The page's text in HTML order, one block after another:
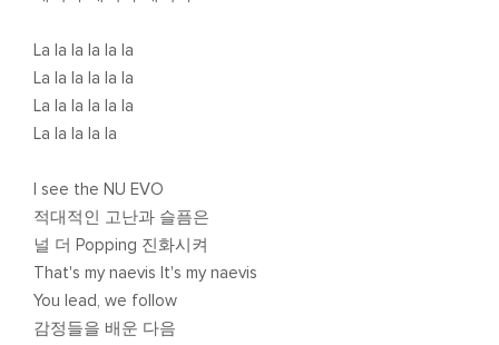
La la la la la la
La la la la la la
La la la la la la
La la la la la
I see the NU EVO
적대적인 고난과 슬픔은
널 더 Popping 진화시켜
That's my naevis It's my naevis
You lead, we follow
감정들을 배운 다음